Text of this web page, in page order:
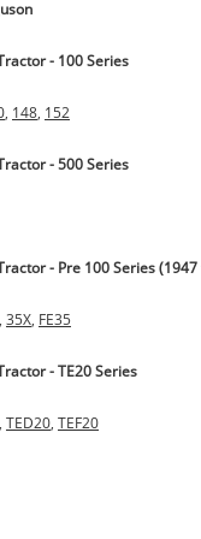
- 100 Series
, 148, 152
- 500 Series
- Pre 100 Series (1947
, 35X, FE35
- TE20 Series
, TED20, TEF20